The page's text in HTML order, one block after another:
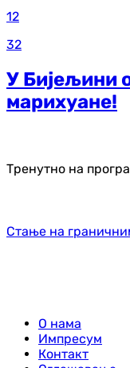
12
32
У Бијељини
марихуане!
Тренутно на
Стање на
О нама
Импресум
Контакт